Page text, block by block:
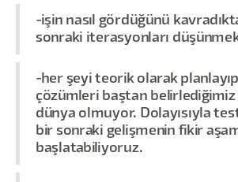
-işin nasıl gördüğünü
sonraki iterasyonları
-her şeyi teorik olarak
çözümleri baştan belirlediğimiz
dünya olmuyor. Dolayısıyla
bir sonraki gelişmenin fikir
başlatabiliyoruz.